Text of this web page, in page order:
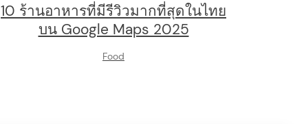
10 ร้านอาหารที่มีรีวิวมากที่สุดในไทย
บน Google Maps 2025
Food